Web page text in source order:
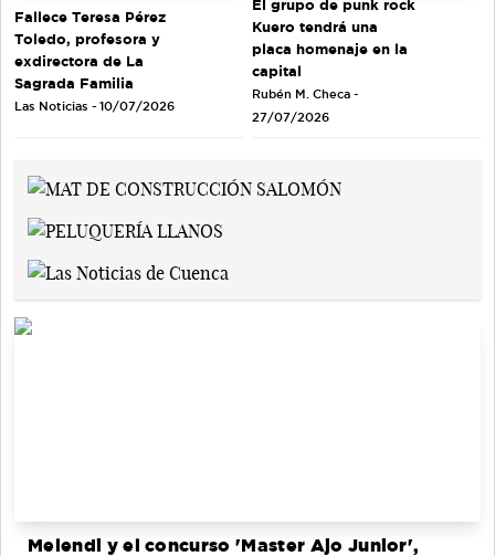
Fallece Teresa Pérez
Toledo, profesora y
exdirectora de La
Sagrada Familia
Las Noticias - 10/07/2026
El grupo de punk rock
Kuero tendrá una
placa homenaje en la
capital
Rubén M. Checa -
27/07/2026
Melendi y el concurso 'Master Ajo Junior',